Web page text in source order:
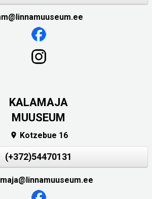
KALAMAJA
MUUSEUM
 Kotzebue 16
(+372)54470131